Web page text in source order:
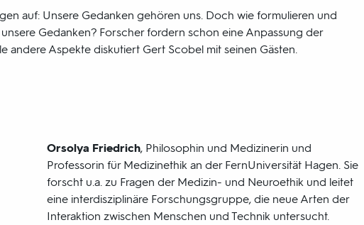
auf: Unsere Gedanken gehören uns. Doch wie formulieren und
Gedanken? Forscher fordern schon eine Anpassung der
andere Aspekte diskutiert Gert Scobel mit seinen Gästen.
Orsolya Friedrich, Philosophin und Medizinerin und
Professorin für Medizinethik an der FernUniversität Hagen. Sie
forscht u.a. zu Fragen der Medizin- und Neuroethik und leitet
eine interdisziplinäre Forschungsgruppe, die neue Arten der
Interaktion zwischen Menschen und Technik untersucht.